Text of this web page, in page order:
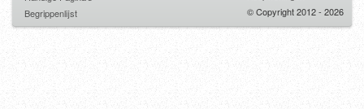
Begrippenlijst
© Copyright 2012 - 2026